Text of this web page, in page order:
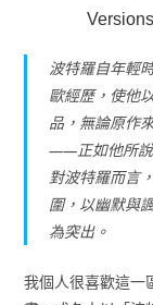
波特羅自年輕
歐經歷，使他
品，無論原作
——正如他所說
對波特羅而言
圍，以幽默與
為突出。
我個人很喜歡這一